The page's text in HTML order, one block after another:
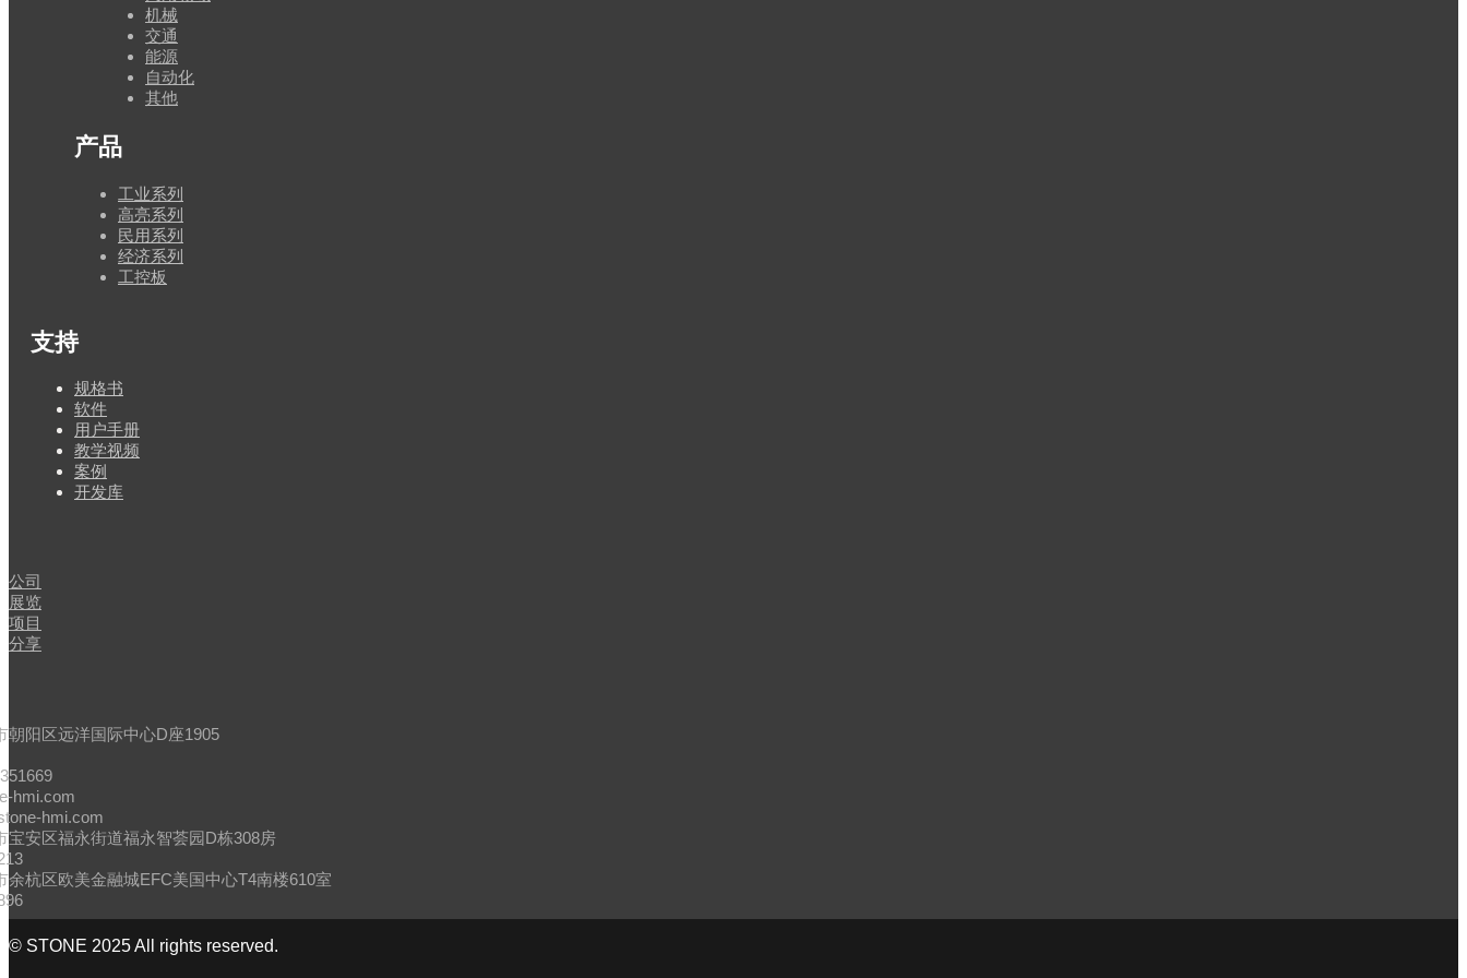
机械
交通
能源
自动化
其他
产品
工业系列
高亮系列
民用系列
经济系列
工控板
支持
规格书
软件
用户手册
教学视频
案例
开发库
公司
展览
项目
分享
朝阳区远洋国际中心D座1905
hmi.com
hmi.com
宝安区福永街道福永智荟园D栋308房
余杭区欧美金融城EFC美国中心T4南楼610室
© STONE 2025 All rights reserved.